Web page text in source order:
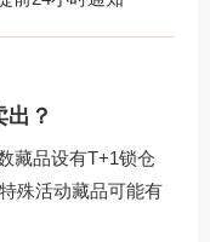
？
藏品设有T+1锁仓
殊活动藏品可能有